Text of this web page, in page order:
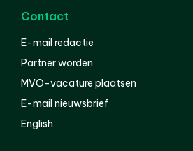
Contact
E-mail redactie
Partner worden
MVO-vacature plaatsen
E-mail nieuwsbrief
English